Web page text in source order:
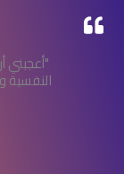
"أعجبني
النفسية